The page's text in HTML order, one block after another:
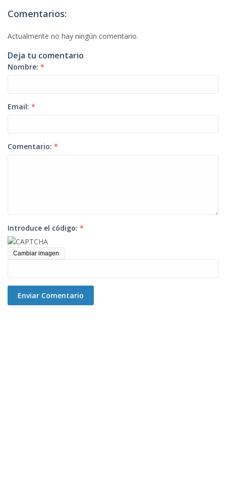
Comentarios:
Actualmente no hay ningún comentario.
Deja tu comentario
Nombre: *
Email: *
Comentario: *
Introduce el código: *
Cambiar imagen
Enviar Comentario